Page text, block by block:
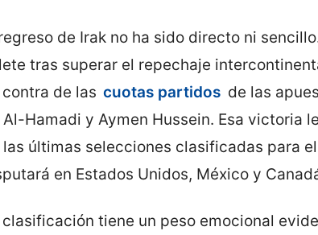
de Irak no ha sido directo ni
tras superar el repechaje
contra de las cuotas partidos de las
Hamadi y Aymen Hussein. Esa victoria
las últimas selecciones clasificadas para
en Estados Unidos, México y
clasificación tiene un peso emocional